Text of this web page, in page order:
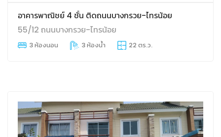
อาคารพาณิชย์ 4 ชั้น ติดถนนบางกรวย-ไทรน้อย
55/12 ถนนบางกรวย-ไทรน้อย
3 ห้องนอน 3 ห้องน้ำ 22 ตร.ว.